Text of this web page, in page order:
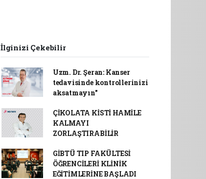
İlginizi Çekebilir
Uzm. Dr. Şeran: Kanser
tedavisinde kontrollerinizi
aksatmayın"
ÇİKOLATA KİSTİ HAMİLE
KALMAYI
ZORLAŞTIRABİLİR
GİBTÜ TIP FAKÜLTESİ
ÖĞRENCİLERİ KLİNİK
EĞİTİMLERİNE BAŞLADI